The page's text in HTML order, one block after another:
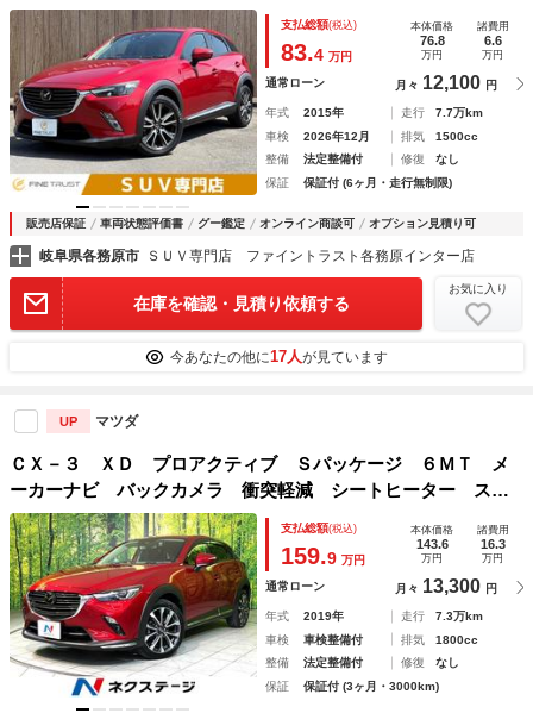
Ｖ 禁煙車 バックカメラ レーダークルーズコントロール
ＥＴＣ ハーフレザー シートヒーター Ｂｌｕｅｔｏｏｔ
ｈ 衝突軽減ブレーキ
支払総額(税込)
83.4 万円
本体価格
76.8
万円
諸費用
6.6
万円
通常ローン 月々 12,100 円
年式 2015年 走行
7.7万km
車検
2026年12月 排気
1500cc
整備
法定整備付 修復
なし
保証
保証付 (6ヶ月・走行無制限)
販売店保証 車両状態評価書 グー鑑定 オンライン商談可 オプション見積り可
岐阜県各務原市 ＳＵＶ専門店 ファイントラスト各務原インター店
在庫を確認・見積り依頼する
お気に入り
今あなたの他に17人が見ています
UP マツダ
ＣＸ－３ ＸＤ プロアクティブ Ｓパッケージ ６ＭＴ メ
ーカーナビ バックカメラ 衝突軽減 シートヒーター ステ
アリングヒーター レーダークルコン Ｂｌｕｅｔｏｏｔｈ
ＬＥＤヘッド＆フォグ オートライト オートエアコン スマ
ートキー 純正１８ＡＷ
支払総額(税込)
159.9 万円
本体価格
143.6
万円
諸費用
16.3
万円
通常ローン 月々 13,300 円
年式 2019年 走行
7.3万km
車検
車検整備付 排気
1800cc
整備
法定整備付 修復
なし
保証
保証付 (3ヶ月・3000km)